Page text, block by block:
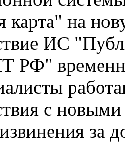
карта" на
ИС
временно
с
за